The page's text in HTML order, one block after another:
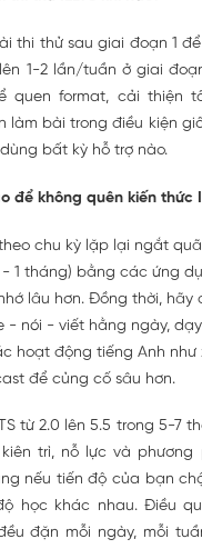
thi thử sau giai đoạn 1
1-2 lần/tuần ở giai
quen format, cải thiện
làm bài trong điều kiện
bất kỳ hỗ trợ nào.
để không quên kiến thức
chu kỳ lặp lại ngắt
1 tháng) bằng các ứng
lâu hơn. Đồng thời, hãy
- nói - viết hằng ngày,
hoạt động tiếng Anh như
để củng cố sâu hơn.
từ 2.0 lên 5.5 trong 5-7
trì, nỗ lực và
nếu tiến độ của bạn
học khác nhau. Điều
đặn mỗi ngày, mỗi